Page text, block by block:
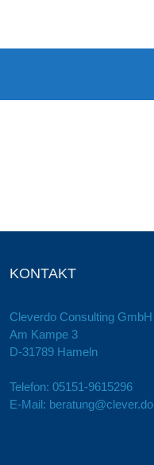
KONTAKT
Cleverdo Consulting GmbH
Am Kampe 3
D-31789 Hameln
Telefon: 05151-9615296
E-Mail: beratung@clever.do